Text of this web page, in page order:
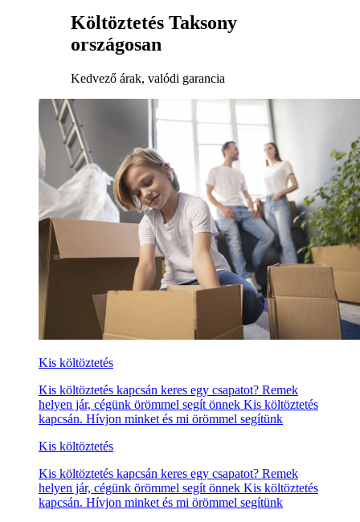
Költöztetés Taksony
országosan
Kedvező árak, valódi garancia
Kis költöztetés
Kis költöztetés kapcsán keres egy csapatot? Remek
helyen jár, cégünk örömmel segít önnek Kis költöztetés
kapcsán. Hívjon minket és mi örömmel segítünk
Kis költöztetés
Kis költöztetés kapcsán keres egy csapatot? Remek
helyen jár, cégünk örömmel segít önnek Kis költöztetés
kapcsán. Hívjon minket és mi örömmel segítünk